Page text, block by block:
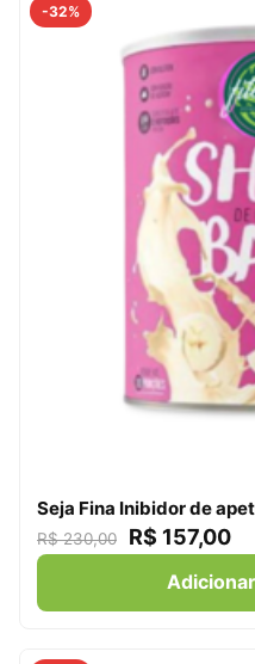
-32%
Seja Fina Inibidor de
R$230,00 R$ 157,00